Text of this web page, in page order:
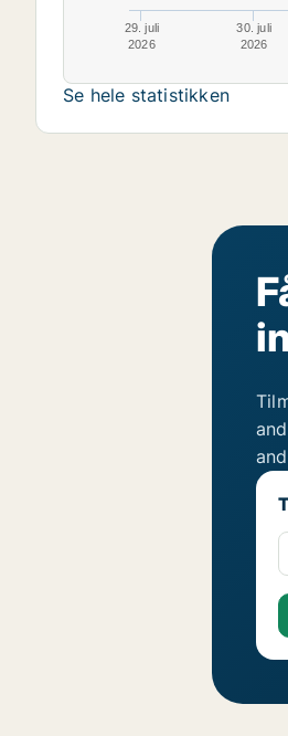
29. juli
2026
30. juli
2026
Se hele statistikken